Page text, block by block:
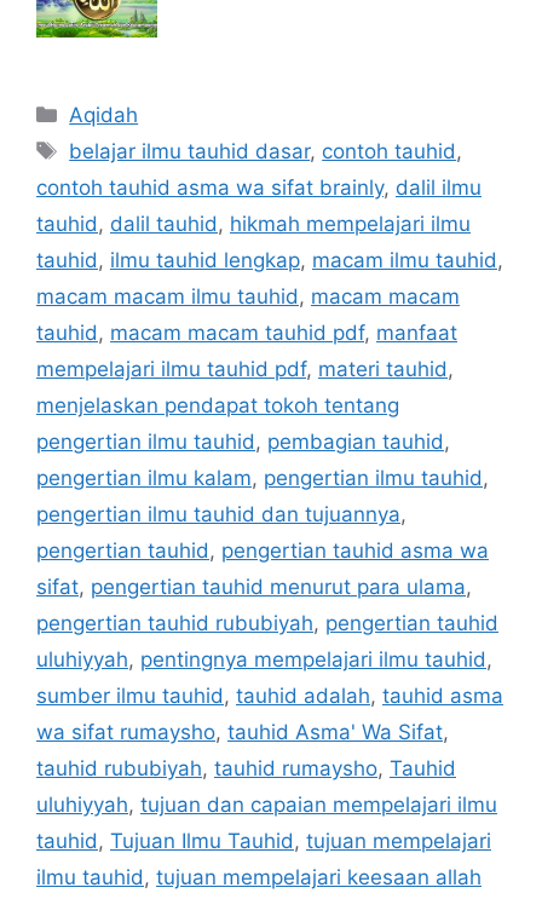
Categories
Aqidah
Tags
belajar ilmu tauhid dasar, contoh tauhid ,
contoh tauhid asma wa sifat brainly, dalil ilmu
tauhid , dalil tauhid , hikmah mempelajari ilmu
tauhid , ilmu tauhid lengkap, macam ilmu tauhid ,
macam macam ilmu tauhid , macam macam
tauhid , macam macam tauhid pdf, manfaat
mempelajari ilmu tauhid pdf, materi tauhid ,
menjelaskan pendapat tokoh tentang
pengertian ilmu tauhid , pembagian tauhid ,
pengertian ilmu kalam, pengertian ilmu tauhid ,
pengertian ilmu tauhid dan tujuannya,
pengertian tauhid , pengertian tauhid asma wa
sifat, pengertian tauhid menurut para ulama,
pengertian tauhid rububiyah, pengertian tauhid
uluhiyyah, pentingnya mempelajari ilmu tauhid ,
sumber ilmu tauhid , tauhid adalah, tauhid asma
wa sifat rumaysho, tauhid Asma' Wa Sifat,
tauhid rububiyah, tauhid rumaysho, Tauhid
uluhiyyah, tujuan dan capaian mempelajari ilmu
tauhid , Tujuan Ilmu Tauhid , tujuan mempelajari
ilmu tauhid , tujuan mempelajari keesaan allah